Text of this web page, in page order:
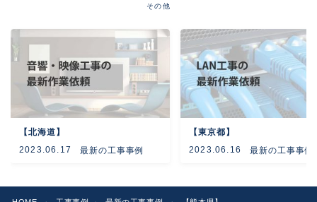
電話工事
音響・映像設備工事
保守メンテナンス代行
よくあるご質問
その他
【北海道】
2023.06.17 最新の工事事例
【東京都】
2023.06.16 最新の工事事例